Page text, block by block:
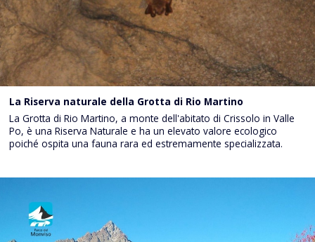
La Riserva naturale della Grotta di Rio Martino
La Grotta di Rio Martino, a monte dell'abitato di Crissolo in Valle
Po, è una Riserva Naturale e ha un elevato valore ecologico
poiché ospita una fauna rara ed estremamente specializzata.